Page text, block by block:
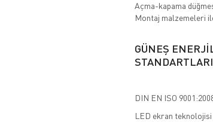
Açma-kapama
Montaj malzemeleri
GÜNEŞ
STANDARTLARI
DIN EN ISO
LED ekran